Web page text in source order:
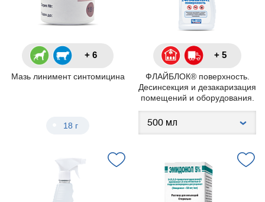
+ 6
Мазь линимент синтомицина
18 г
+ 5
ФЛАЙБЛОК® поверхность.
Десинсекция и дезакаризация
помещений и оборудования.